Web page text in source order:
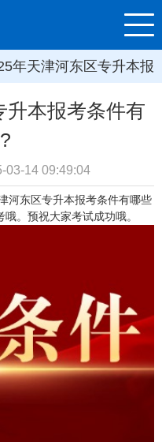
年天津河东区专升本报
升本报考条件有
03-14 09:49:04
河东区专升本报考条件有哪些
。预祝大家考试成功哦。